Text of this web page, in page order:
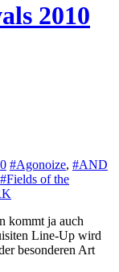
2010
#Agonoize, #AND
#Fields of the
kommt ja auch
Line-Up wird
besonderen Art